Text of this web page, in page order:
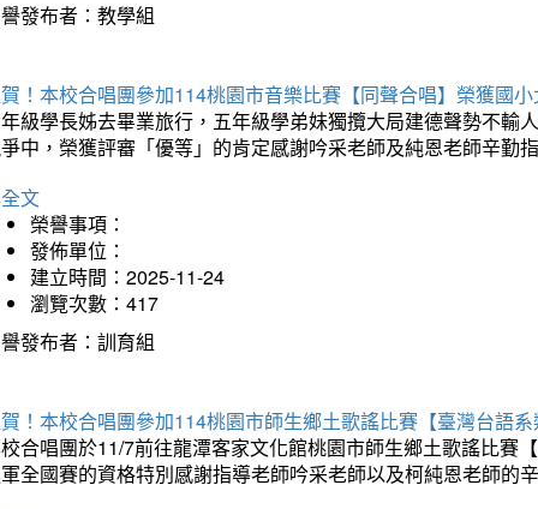
發布者：教學組
！本校合唱團參加114桃園市音樂比賽【同聲合唱】榮獲國
級學長姊去畢業旅行，五年級學弟妹獨攬大局建德聲勢不輸
中，榮獲評審「優等」的肯定感謝吟采老師及純恩老師辛勤
文
榮譽事項：
發佈單位：
建立時間：2025-11-24
瀏覽次數：417
發布者：訓育組
！本校合唱團參加114桃園市師生鄉土歌謠比賽【臺灣台語
合唱團於11/7前往龍潭客家文化館桃園市師生鄉土歌謠比賽
全國賽的資格特別感謝指導老師吟采老師以及柯純恩老師的